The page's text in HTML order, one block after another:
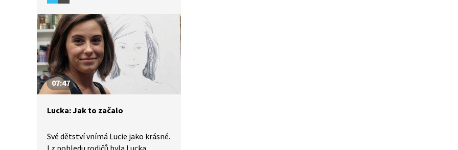
s matkou, opakovaný neúspěšný
pobyt v léčebně a jak drogy působí
na psychiku člověka. To je obsahem
ukázky z pořadu Lucka – život a jak
ho žít.
07:47
Lucka: Jak to začalo
Své dětství vnímá Lucie jako krásné.